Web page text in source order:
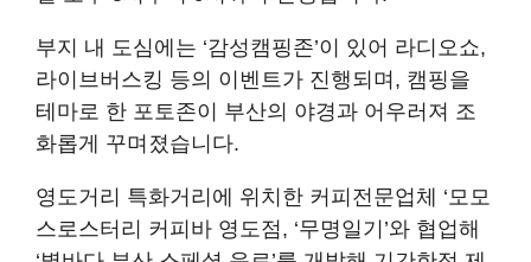
부지 내 도심에는 ‘감성캠핑존’이 있어 라디오쇼,
라이브버스킹 등의 이벤트가 진행되며, 캠핑을
테마로 한 포토존이 부산의 야경과 어우러져 조
화롭게 꾸며졌습니다.
영도거리 특화거리에 위치한 커피전문업체 ‘모모
스로스터리 커피바 영도점, ‘무명일기’와 협업해